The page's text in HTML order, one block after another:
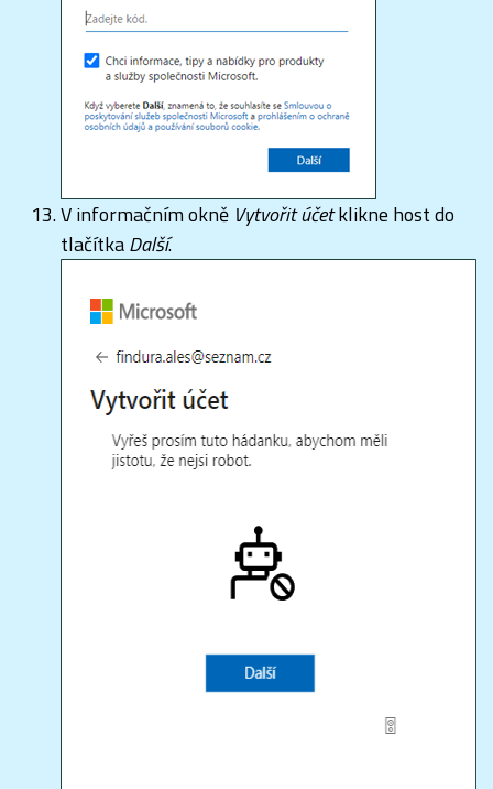
V informačním okně Vytvořit účetklikne host do
tlačítkaDalší.